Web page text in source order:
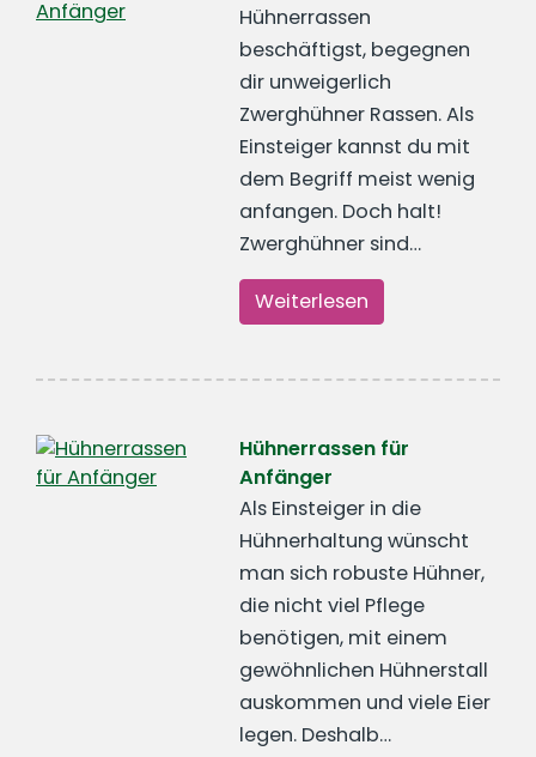
Hühnerrassen
beschäftigst, begegnen
dir unweigerlich
Zwerghühner Rassen. Als
Einsteiger kannst du mit
dem Begriff meist wenig
anfangen. Doch halt!
Zwerghühner sind…
Weiterlesen
Hühnerrassen für
Anfänger
Als Einsteiger in die
Hühnerhaltung wünscht
man sich robuste Hühner,
die nicht viel Pflege
benötigen, mit einem
gewöhnlichen Hühnerstall
auskommen und viele Eier
legen. Deshalb…